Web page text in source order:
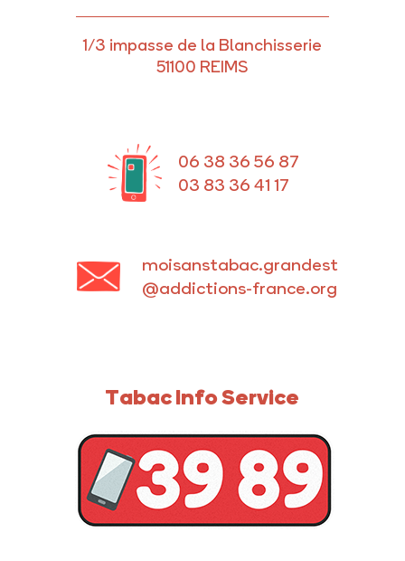
1/3 impasse de la Blanchisserie
51100 REIMS
06 38 36 56 87
03 83 36 41 17
moisanstabac.grandest
@addictions-france.org
Tabac Info Service